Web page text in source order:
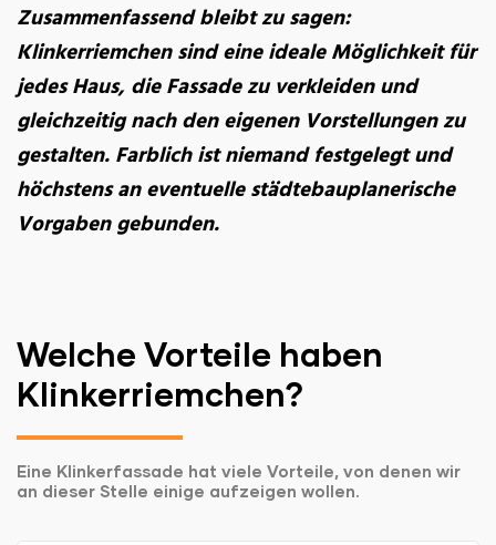
Zusammenfassend bleibt zu sagen:
Klinkerriemchen sind eine ideale Möglichkeit für
jedes Haus, die Fassade zu verkleiden und
gleichzeitig nach den eigenen Vorstellungen zu
gestalten. Farblich ist niemand festgelegt und
höchstens an eventuelle städtebauplanerische
Vorgaben gebunden.
Welche Vorteile haben
Klinkerriemchen?
Eine Klinkerfassade hat viele Vorteile, von denen wir
an dieser Stelle einige aufzeigen wollen.